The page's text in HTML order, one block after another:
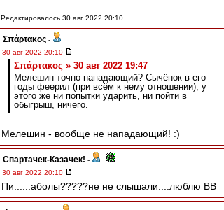
Редактировалось 30 авг 2022 20:10
Σπάρτακος -
30 авг 2022 20:10
Σπάρτακος » 30 авг 2022 19:47
Мелешин точно нападающий? Сычёнок в его
годы феерил (при всём к нему отношении), у
этого же ни попытки ударить, ни пойти в
обыгрыш, ничего.
Мелешин - вообще не нападающий! :)
Спартачек-Казачек! -
30 авг 2022 20:10
Пи......аболы?????не не слышали....люблю ВВ